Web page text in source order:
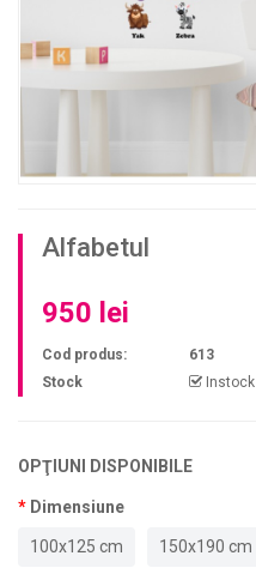
Alfabetul
950 lei
Cod produs:
613
Stock
Instock
OPŢIUNI DISPONIBILE
Dimensiune
100x125 cm 150x190 cm